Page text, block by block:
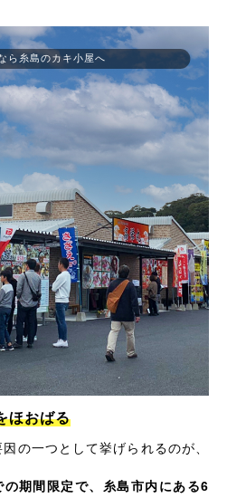
ほおばる
の一つとして挙げられるのが、
期間限定で、糸島市内にある6
ら糸島のカキ小屋へ